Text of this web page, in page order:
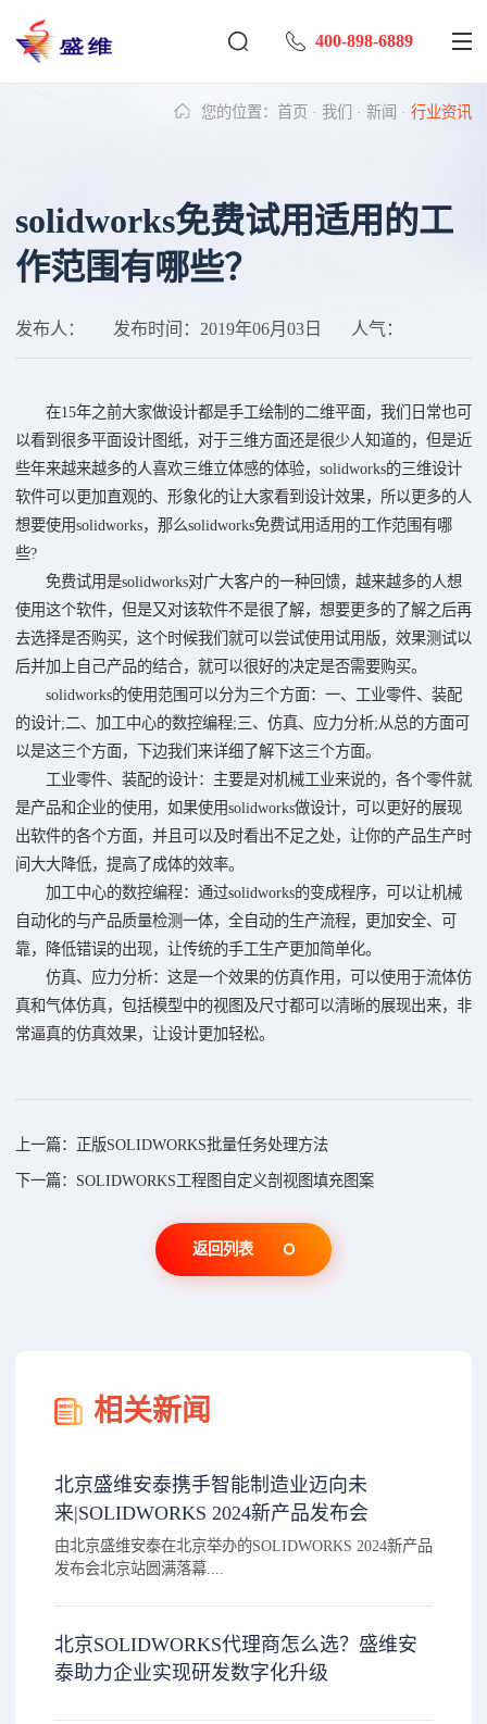
400-898-6889
您的位置： 首页 · 我们 · 新闻 · 行业资讯
solidworks免费试用适用的工
作范围有哪些？
发布人： 发布时间： 2019年06月03日 人气：
在15年之前大家做设计都是手工绘制的二维平面，我们日常也可
以看到很多平面设计图纸，对于三维方面还是很少人知道的，但是近
些年来越来越多的人喜欢三维立体感的体验，solidworks的三维设计
软件可以更加直观的、形象化的让大家看到设计效果，所以更多的人
想要使用solidworks，那么solidworks免费试用适用的工作范围有哪
些?
免费试用是solidworks对广大客户的一种回馈，越来越多的人想
使用这个软件，但是又对该软件不是很了解，想要更多的了解之后再
去选择是否购买，这个时候我们就可以尝试使用试用版，效果测试以
后并加上自己产品的结合，就可以很好的决定是否需要购买。
solidworks的使用范围可以分为三个方面：一、工业零件、装配
的设计;二、加工中心的数控编程;三、仿真、应力分析;从总的方面可
以是这三个方面，下边我们来详细了解下这三个方面。
工业零件、装配的设计：主要是对机械工业来说的，各个零件就
是产品和企业的使用，如果使用solidworks做设计，可以更好的展现
出软件的各个方面，并且可以及时看出不足之处，让你的产品生产时
间大大降低，提高了成体的效率。
加工中心的数控编程：通过solidworks的变成程序，可以让机械
自动化的与产品质量检测一体，全自动的生产流程，更加安全、可
靠，降低错误的出现，让传统的手工生产更加简单化。
仿真、应力分析：这是一个效果的仿真作用，可以使用于流体仿
真和气体仿真，包括模型中的视图及尺寸都可以清晰的展现出来，非
常逼真的仿真效果，让设计更加轻松。
上一篇：正版SOLIDWORKS批量任务处理方法
下一篇：SOLIDWORKS工程图自定义剖视图填充图案
返回列表
相关新闻
北京盛维安泰携手智能制造业迈向未
来|SOLIDWORKS 2024新产品发布会
由北京盛维安泰在北京举办的SOLIDWORKS 2024新产品
发布会北京站圆满落幕....
北京SOLIDWORKS代理商怎么选？盛维安
泰助力企业实现研发数字化升级